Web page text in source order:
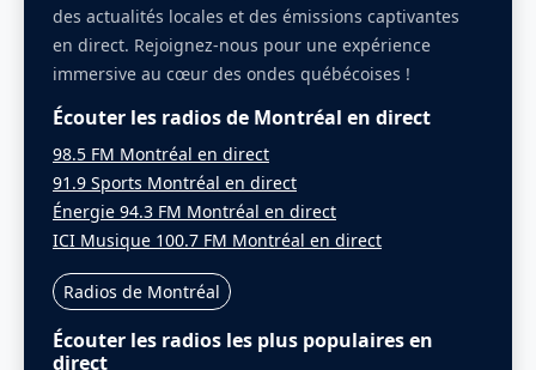
des actualités locales et des émissions captivantes
en direct. Rejoignez-nous pour une expérience
immersive au cœur des ondes québécoises !
Écouter les radios de Montréal en direct
98.5 FM Montréal en direct
91.9 Sports Montréal en direct
Énergie 94.3 FM Montréal en direct
ICI Musique 100.7 FM Montréal en direct
Radios de Montréal
Écouter les radios les plus populaires en
direct